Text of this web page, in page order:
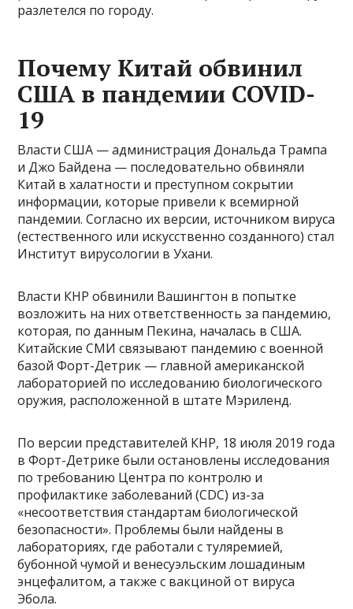
разлетелся по городу.
Почему Китай обвинил
США в пандемии COVID-
19
Власти США — администрация Дональда Трампа
и Джо Байдена — последовательно обвиняли
Китай в халатности и преступном сокрытии
информации, которые привели к всемирной
пандемии. Согласно их версии, источником вируса
(естественного или искусственно созданного) стал
Институт вирусологии в Ухани.
Власти КНР обвинили Вашингтон в попытке
возложить на них ответственность за пандемию,
которая, по данным Пекина, началась в США.
Китайские СМИ связывают пандемию с военной
базой Форт-Детрик — главной американской
лабораторией по исследованию биологического
оружия, расположенной в штате Мэриленд.
По версии представителей КНР, 18 июля 2019 года
в Форт-Детрике были остановлены исследования
по требованию Центра по контролю и
профилактике заболеваний (CDC) из-за
«несоответствия стандартам биологической
безопасности». Проблемы были найдены в
лабораториях, где работали с туляремией,
бубонной чумой и венесуэльским лошадиным
энцефалитом, а также с вакциной от вируса
Эбола.